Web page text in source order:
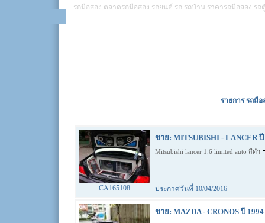
รถมือสอง ตลาดรถมือสอง รถยนต์ รถ รถบ้าน ราคารถมือสอง รถ
รายการ รถมื
ขาย: MITSUBISHI - LANCER ปี
Mitsubishi lancer 1.6 limited auto สีดำ
CA165108 ประกาศวันที่ 10/04/2016
ขาย: MAZDA - CRONOS ปี